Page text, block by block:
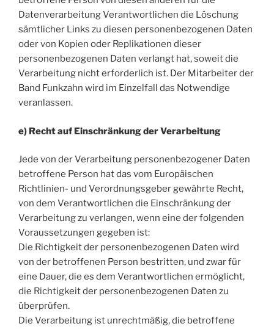
Datenverarbeitung Verantwortlichen die Löschung
sämtlicher Links zu diesen personenbezogenen Daten
oder von Kopien oder Replikationen dieser
personenbezogenen Daten verlangt hat, soweit die
Verarbeitung nicht erforderlich ist. Der Mitarbeiter der
Band Funkzahn wird im Einzelfall das Notwendige
veranlassen.
e) Recht auf Einschränkung der Verarbeitung
Jede von der Verarbeitung personenbezogener Daten
betroffene Person hat das vom Europäischen
Richtlinien- und Verordnungsgeber gewährte Recht,
von dem Verantwortlichen die Einschränkung der
Verarbeitung zu verlangen, wenn eine der folgenden
Voraussetzungen gegeben ist:
Die Richtigkeit der personenbezogenen Daten wird
von der betroffenen Person bestritten, und zwar für
eine Dauer, die es dem Verantwortlichen ermöglicht,
die Richtigkeit der personenbezogenen Daten zu
überprüfen.
Die Verarbeitung ist unrechtmäßig, die betroffene